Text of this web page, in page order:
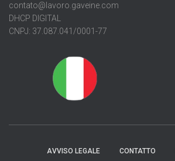
contato@lavoro.gaveine.com
DHCP DIGITAL
CNPJ: 37.087.041/0001-77
AVVISO LEGALE CONTATTO